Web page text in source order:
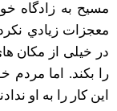
مسیح به زادگاه
معجزات زيادي
در خیلی از مکان
را بکند. اما مردم
این کار را به او